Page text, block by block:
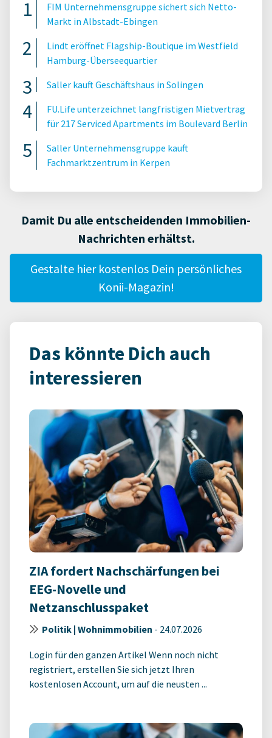
FIM Unternehmensgruppe sichert sich Netto-
Markt in Albstadt-Ebingen
Lindt eröffnet Flagship-Boutique im Westfield
Hamburg-Überseequartier
Saller kauft Geschäftshaus in Solingen
FU.Life unterzeichnet langfristigen Mietvertrag
für 217 Serviced Apartments im Boulevard Berlin
Saller Unternehmensgruppe kauft
Fachmarktzentrum in Kerpen
Damit Du alle entscheidenden Immobilien-
Nachrichten erhältst.
Gestalte hier kostenlos Dein persönliches
Konii-Magazin!
Das könnte Dich auch
interessieren
ZIA fordert Nachschärfungen bei
EEG-Novelle und
Netzanschlusspaket
Politik | Wohnimmobilien - 24.07.2026
Login für den ganzen Artikel Wenn noch nicht
registriert, erstellen Sie sich jetzt Ihren
kostenlosen Account, um auf die neusten ...